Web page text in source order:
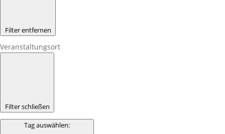
Filter entfernen
Veranstaltungsort
Filter schließen
Tag auswählen: